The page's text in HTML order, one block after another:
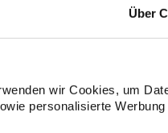
Über
wir Cookies, um
personalisierte